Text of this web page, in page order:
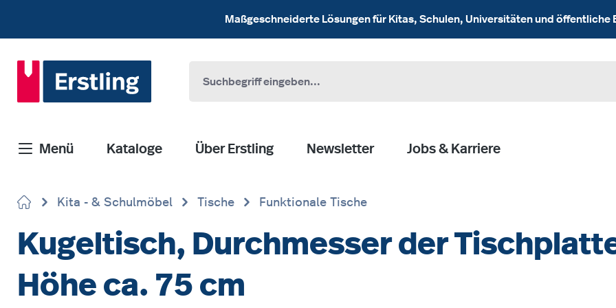
Maßgeschneiderte Lösungen für Kitas, Schulen, Universitäten und öffentliche
Menü Kataloge Über Erstling Newsletter Jobs & Karriere
Kita - & Schulmöbel Tische Funktionale Tische
Kugeltisch, Durchmesser der
Höhe ca. 75 cm